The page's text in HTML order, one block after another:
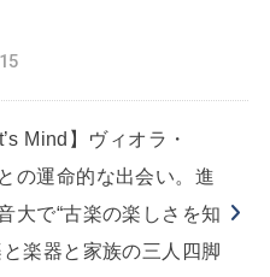
Mind】ヴィオラ・
の運命的な出会い。進
大で“古楽の楽しさを知
と楽器と家族の三人四脚